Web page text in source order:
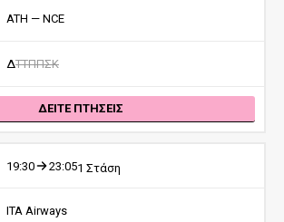
ATH — NCE
ΔΤΤΠΠΣΚ
ΔΕΙΤΕ ΠΤΗΣΕΙΣ
19:30 23:051 Στάση
ITA Airways